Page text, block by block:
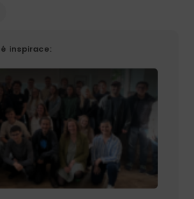
inspirace: